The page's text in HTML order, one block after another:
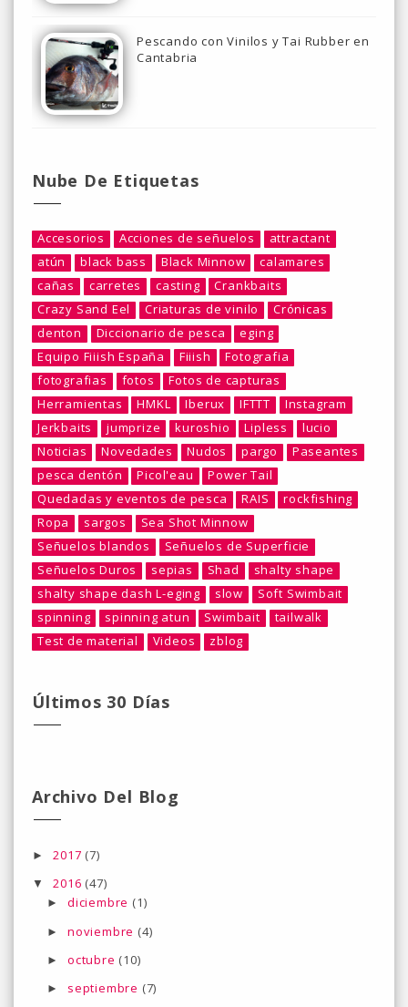
Pescando con Vinilos y Tai Rubber en
Cantabria
Nube De Etiquetas
Accesorios Acciones de señuelos
attractant
atún
black bass Black Minnow
calamares
cañas
carretes casting
Crankbaits
Crazy Sand Eel
Criaturas de vinilo
Crónicas
denton
Diccionario de pesca
eging
Equipo Fiiish España
Fiiish
Fotografia
fotografias
fotos
Fotos de capturas
Herramientas
HMKL Iberux IFTTT
Instagram
Jerkbaits
jumprize kuroshio Lipless
lucio
Noticias
Novedades Nudos pargo
Paseantes
pesca dentón
Picol'eau
Power Tail
Quedadas y eventos de pesca
RAIS
rockfishing
Ropa
sargos
Sea Shot Minnow
Señuelos blandos
Señuelos de Superficie
Señuelos Duros
sepias Shad
shalty shape
shalty shape dash L-eging
slow
Soft Swimbait
spinning
spinning atun Swimbait
tailwalk
Test de material
Videos zblog
Últimos 30 Días
Archivo Del Blog
►2017 (7)
▼2016 (47)
► diciembre (1)
► noviembre (4)
► octubre (10)
► septiembre (7)